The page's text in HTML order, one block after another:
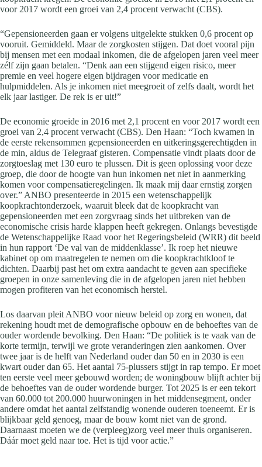
voor 2017 wordt een groei van 2,4 procent verwacht (CBS).
“Gepensioneerden gaan er volgens uitgelekte stukken 0,6 procent op
vooruit. Gemiddeld. Maar de zorgkosten stijgen. Dat doet vooral pijn
bij mensen met een modaal inkomen, die de afgelopen jaren veel meer
zélf zijn gaan betalen. “Denk aan een stijgend eigen risico, meer
premie en veel hogere eigen bijdragen voor medicatie en
hulpmiddelen. Als je inkomen niet meegroeit of zelfs daalt, wordt het
elk jaar lastiger. De rek is er uit!”
De economie groeide in 2016 met 2,1 procent en voor 2017 wordt een
groei van 2,4 procent verwacht (CBS). Den Haan: “Toch kwamen in
de eerste rekensommen gepensioneerden en uitkeringsgerechtigden in
de min, aldus de Telegraaf gisteren. Compensatie vindt plaats door de
zorgtoeslag met 130 euro te plussen. Dit is geen oplossing voor deze
groep, die door de hoogte van hun inkomen net niet in aanmerking
komen voor compensatieregelingen. Ik maak mij daar ernstig zorgen
over.” ANBO presenteerde in 2015 een wetenschappelijk
koopkrachtonderzoek, waaruit bleek dat de koopkracht van
gepensioneerden met een zorgvraag sinds het uitbreken van de
economische crisis harde klappen heeft gekregen. Onlangs bevestigde
de Wetenschappelijke Raad voor het Regeringsbeleid (WRR) dit beeld
in hun rapport ‘De val van de middenklasse’. Ik roep het nieuwe
kabinet op om maatregelen te nemen om die koopkrachtkloof te
dichten. Daarbij past het om extra aandacht te geven aan specifieke
groepen in onze samenleving die in de afgelopen jaren niet hebben
mogen profiteren van het economisch herstel.
Los daarvan pleit ANBO voor nieuw beleid op zorg en wonen, dat
rekening houdt met de demografische opbouw en de behoeftes van de
ouder wordende bevolking. Den Haan: “De politiek is te vaak van de
korte termijn, terwijl we grote veranderingen zien aankomen. Over
twee jaar is de helft van Nederland ouder dan 50 en in 2030 is een
kwart ouder dan 65. Het aantal 75-plussers stijgt in rap tempo. Er moet
ten eerste veel meer gebouwd worden; de woningbouw blijft achter bij
de behoeftes van de ouder wordende burger. Tot 2025 is er een tekort
van 60.000 tot 200.000 huurwoningen in het middensegment, onder
andere omdat het aantal zelfstandig wonende ouderen toeneemt. Er is
blijkbaar geld genoeg, maar de bouw komt niet van de grond.
Daarnaast moeten we de (verpleeg)zorg veel meer thuis organiseren.
Dáár moet geld naar toe. Het is tijd voor actie.”